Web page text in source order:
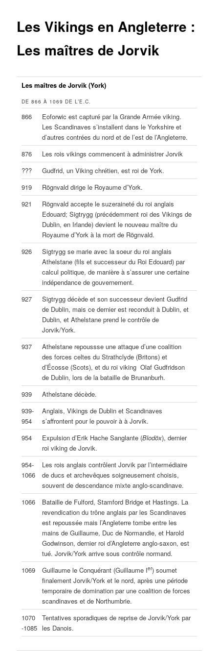
Les Vikings en Angleterre :
Les maîtres de Jorvik
Les maîtres de Jorvik (York)
DE 866 À 1069 DE L’E.C.
866
Eoforwic est capturé par la Grande Armée viking.
Les Scandinaves s’installent dans le Yorkshire et
d’autres contrées du nord et de l’est de l’Angleterre.
876
Les rois vikings commencent à administrer Jorvik
???
Gudfrid, un Viking chrétien, est roi de York.
919
Rögnvald dirige le Royaume d’York.
921
Rögnvald accepte le suzeraineté du roi anglais
Edouard; Sigtrygg (précédemment roi des Vikings de
Dublin, en Irlande) devient le nouveau maître du
Royaume d’York à la mort de Rögnvald.
926
Sigtrygg se marie avec la soeur du roi anglais
Athelstane (fils et successeur du Roi Edouard) par
calcul politique, de manière à s’assurer une certaine
indépendance de gouvernement.
927
Sigtrygg décède et son successeur devient Gudfrid
de Dublin, mais ce dernier est reconduit à Dublin, et
Dublin, et Athelstane prend le contrôle de
Jorvik/York.
937
Athelstane repoussse une attaque d’une coalition
des forces celtes du Strathclyde (Britons) et
d’Écosse (Scots), et du roi viking Olaf Gudfridson
de Dublin, lors de la bataille de Brunanburh.
939
Athelstane décède.
939-
954
Anglais, Vikings de Dublin et Scandinaves
s’affrontent pour le pouvoir à à Jorvik.
954
Expulsion d’Erik Hache Sanglante (Blodöx), dernier
roi viking de Jorvik.
954-
1066
Les rois anglais contrôlent Jorvik par l’intermédiaire
de ducs et archevêques soigneusement choisis,
souvent de descendance mixte anglo-scandinave.
1066
Bataille de Fulford, Stamford Bridge et Hastings. La
revendication du trône anglais par les Scandinaves
est repoussée mais l’Angleterre tombe entre les
mains de Guillaume, Duc de Normandie, et Harold
Godwinson, dernier roi d’Angleterre anglo-saxon, est
tué. Jorvik/York arrive sous contrôle normand.
1069
Guillaume le Conquérant (Guillaume Ier) soumet
finalement Jorvik/York et le nord, après une période
temporaire de domination par une coalition de forces
scandinaves et de Northumbrie.
1070
-1085
Tentatives sporadiques de reprise de Jorvik/York par
les Danois.